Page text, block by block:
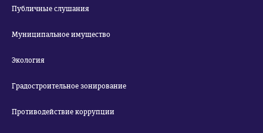
Публичные слушания
Муниципальное имущество
Экология
Градостроительное зонирование
Противодействие коррупции